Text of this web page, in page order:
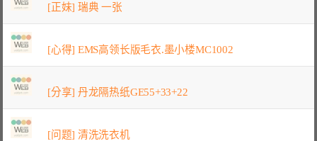
[正妹] 瑞典 一张
[心得] EMS高领长版毛衣.墨小楼MC1002
[分享] 丹龙隔热纸GE55+33+22
[问题] 清洗洗衣机